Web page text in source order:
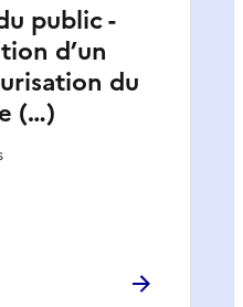
public -
d’un
du
(…)